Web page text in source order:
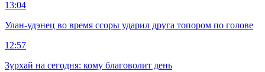
13:04
Улан-удэнец во время ссоры ударил друга топором по голове
12:57
Зурхай на сегодня: кому благоволит день